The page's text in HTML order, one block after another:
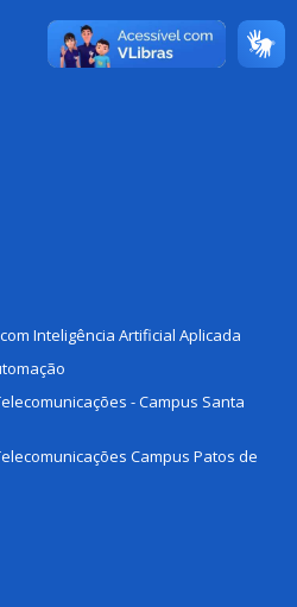
Inteligência Artificial Aplicada
- Campus Santa
Campus Patos de